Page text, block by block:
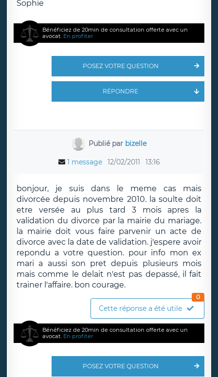
Sophie
Bénéficiez de 20min de consultation offerte avec un
avocat. En profiter
POSEZ VOTRE QUESTION
RÉPONDRE
Publié par bizelle
1 message 12/02/2011 13:16
bonjour, je suis dans le meme cas mais
divorcée depuis novembre 2010. la soulte doit
etre versée au plus tard 3 mois apres la
validation du divorce par la mairie du mariage.
la mairie doit vous faire parvenir un acte de
divorce avec la date de validation. j'espere avoir
repondu a votre question. pour info mon ex
mari a aussi son pret depuis plusieurs mois
mais comme le delait n'est pas depassé, il fait
trainer l'affaire. bon courage.
Cette réponse a été utile
0
Bénéficiez de 20min de consultation offerte avec un
avocat. En profiter
POSEZ VOTRE QUESTION